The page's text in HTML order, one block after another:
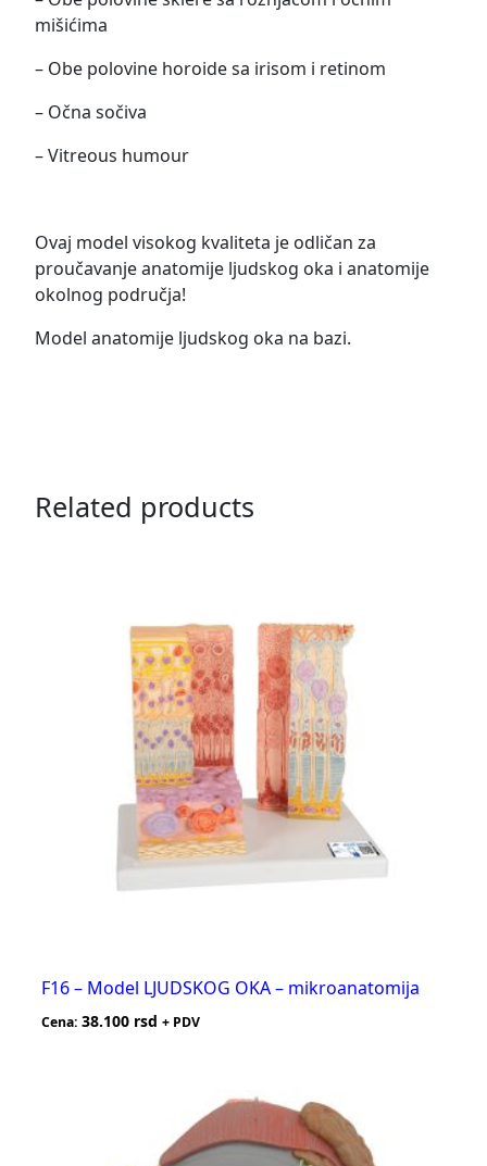
mišićima
– Obe polovine horoide sa irisom i retinom
– Očna sočiva
– Vitreous humour
Ovaj model visokog kvaliteta je odličan za
proučavanje anatomije ljudskog oka i anatomije
okolnog područja!
Model anatomije ljudskog oka na bazi.
Related products
F16 – Model LJUDSKOG OKA – mikroanatomija
Cena: 38.100 rsd + PDV